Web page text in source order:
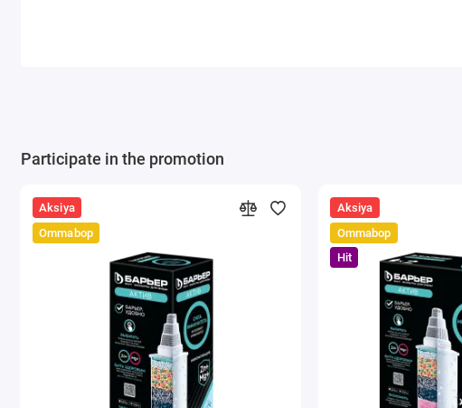
Participate in the promotion
Aksiya
Ommabop
Aksiya
Ommabop
Hit